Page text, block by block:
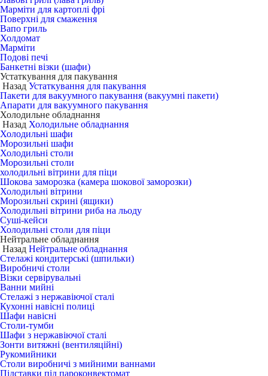
Марміти для картоплі фрі
Поверхні для смаження
Вапо гриль
Холдомат
Марміти
Подові печі
Банкетні візки (шафи)
Устаткування для пакування
Назад Устаткування для пакування
Пакети для вакуумного пакування (вакуумні пакети)
Апарати для вакуумного пакування
Холодильне обладнання
Назад Холодильне обладнання
Холодильні шафи
Морозильні шафи
Холодильні столи
Морозильні столи
холодильні вітрини для піци
Шокова заморозка (камера шокової заморозки)
Холодильні вітрини
Морозильні скрині (ящики)
Холодильні вітрини риба на льоду
Суші-кейси
Холодильні столи для піци
Нейтральне обладнання
Назад Нейтральне обладнання
Стелажі кондитерські (шпильки)
Виробничі столи
Візки сервірувальні
Ванни мийні
Стелажі з нержавіючої сталі
Кухонні навісні полиці
Шафи навісні
Столи-тумби
Шафи з нержавіючої сталі
Зонти витяжні (вентиляційні)
Рукомийники
Столи виробничі з мийними ваннами
Підставки під пароконвектомат